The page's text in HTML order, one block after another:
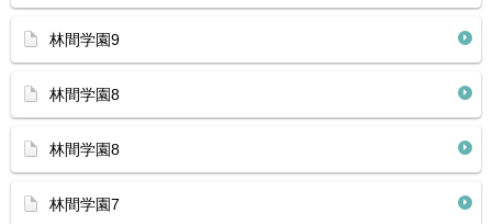
林間学園9
林間学園8
林間学園8
林間学園7